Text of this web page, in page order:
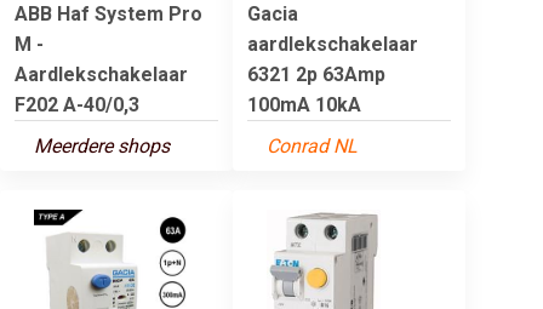
ABB Haf System Pro
M -
Aardlekschakelaar
F202 A-40/0,3
Meerdere shops
Gacia
aardlekschakelaar
6321 2p 63Amp
100mA 10kA
Conrad NL